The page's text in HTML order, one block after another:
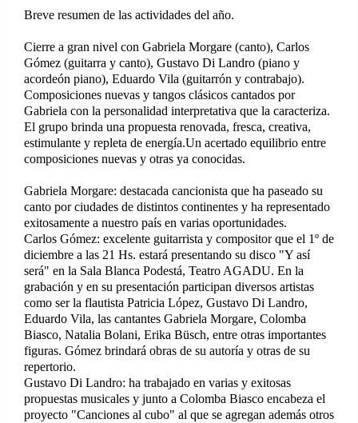
Breve resumen de las actividades del año.
Cierre a gran nivel con Gabriela Morgare (canto), Carlos
Gómez (guitarra y canto), Gustavo Di Landro (piano y
acordeón piano), Eduardo Vila (guitarrón y contrabajo).
Composiciones nuevas y tangos clásicos cantados por
Gabriela con la personalidad interpretativa que la caracteriza.
El grupo brinda una propuesta renovada, fresca, creativa,
estimulante y repleta de energía.Un acertado equilibrio entre
composiciones nuevas y otras ya conocidas.
Gabriela Morgare: destacada cancionista que ha paseado su
canto por ciudades de distintos continentes y ha representado
exitosamente a nuestro país en varias oportunidades.
Carlos Gómez: excelente guitarrista y compositor que el 1º de
diciembre a las 21 Hs. estará presentando su disco "Y así
será" en la Sala Blanca Podestá, Teatro AGADU. En la
grabación y en su presentación participan diversos artistas
como ser la flautista Patricia López, Gustavo Di Landro,
Eduardo Vila, las cantantes Gabriela Morgare, Colomba
Biasco, Natalia Bolani, Erika Büsch, entre otras importantes
figuras. Gómez brindará obras de su autoría y otras de su
repertorio.
Gustavo Di Landro: ha trabajado en varias y exitosas
propuestas musicales y junto a Colomba Biasco encabeza el
proyecto "Canciones al cubo" al que se agregan además otros